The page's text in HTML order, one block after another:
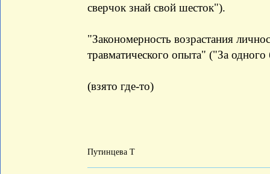
сверчок знай свой шесток").
"Закономерность возрастания
травматического опыта" ("За
(взято где-то)
Путинцева Т